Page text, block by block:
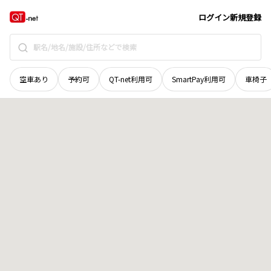
ログイン新規登録
空車あり 予約可 QT-net利用可 SmartPay利用可 車椅子
山口県